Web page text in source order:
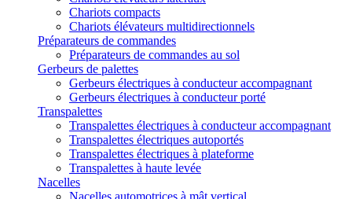
Chariots compacts
Chariots élévateurs multidirectionnels
Préparateurs de commandes
Préparateurs de commandes au sol
Gerbeurs de palettes
Gerbeurs électriques à conducteur accompagnant
Gerbeurs électriques à conducteur porté
Transpalettes
Transpalettes électriques à conducteur accompagnant
Transpalettes électriques autoportés
Transpalettes électriques à plateforme
Transpalettes à haute levée
Nacelles
Nacelles automotrices à mât vertical